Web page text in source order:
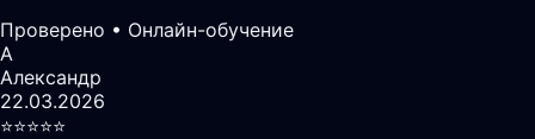
Проверено • Онлайн-обучение
А
Александр
22.03.2026
⭐️⭐️⭐️⭐️⭐️